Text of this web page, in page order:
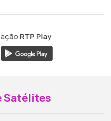
RTP Play
Satélites